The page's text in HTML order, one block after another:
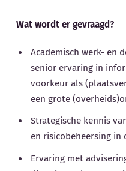
Wat wordt er gevraagd?
Academisch werk- en
senior ervaring in
voorkeur als
een grote
Strategische kennis
en risicobeheersing in
Ervaring met